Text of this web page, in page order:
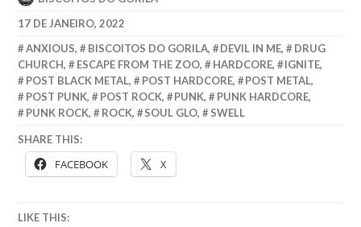
17 DE JANEIRO, 2022
ANXIOUS, BISCOITOS DO GORILA, DEVIL IN ME,
DRUG
CHURCH, ESCAPE FROM THE ZOO, HARDCORE, IGNITE,
POST BLACK METAL, POST HARDCORE, POST METAL,
POST PUNK, POST ROCK, PUNK, PUNK HARDCORE,
PUNK ROCK, ROCK, SOUL GLO, SWELL
SHARE THIS:
FACEBOOK X
LIKE THIS: